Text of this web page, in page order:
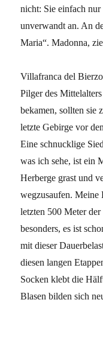
nicht: Sie einfach nur
unverwandt an. An
Maria“. Madonna,
Villafranca del
Pilger des
bekamen, sollten sie
letzte Gebirge vor
Eine schnucklige
was ich sehe, ist ein
Herberge grast und
wegzusaufen. Meine
letzten 500 Meter
besonders, es ist
mit dieser
diesen langen
Socken klebt die
Blasen bilden sich